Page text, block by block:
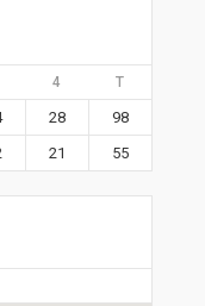
4 T
28
98
21 55